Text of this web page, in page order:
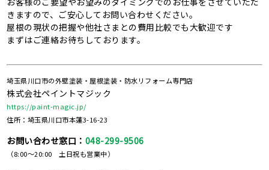
きますので、ご安心してお問い合わせください。
屋根の現状の把握や他社さまとの費用比較でも大歓迎です
まずはご連絡お待ちしております。
埼玉県川口市の外壁塗装・屋根塗装・防水リフォーム専門店
株式会社ペイントマジック
https://paint-magic.jp/
住所：埼玉県川口市本蓮3-16-23
お問い合わせ窓口： 048-299-9506
（8:00～20:00 土日祝も営業中）